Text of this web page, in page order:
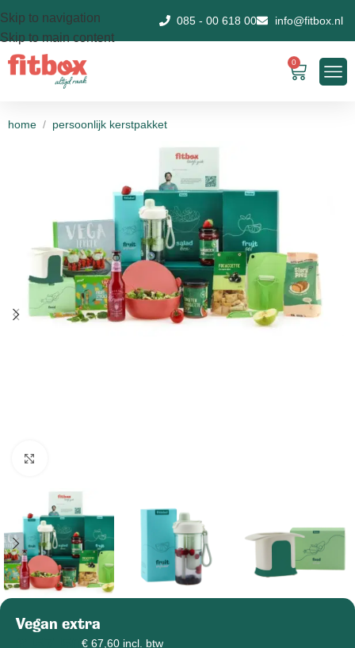
Skip to navigation
Skip to main content
085 - 00 618 00 info@fitbox.nl
0
home / persoonlijk kerstpakket
Vegan extra
€67,60 incl. btw